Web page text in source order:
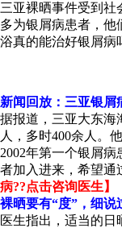
三亚裸晒事件受到社
多为银屑病患者，他
浴真的能治好银屑病
新闻回放：三亚银屑
据报道，三亚大东海
人，多时400余人。
2002年第一个银屑
者加入进来，希望通
病??点击咨询医生】
裸晒要有“度”，细说
医生指出，适当的